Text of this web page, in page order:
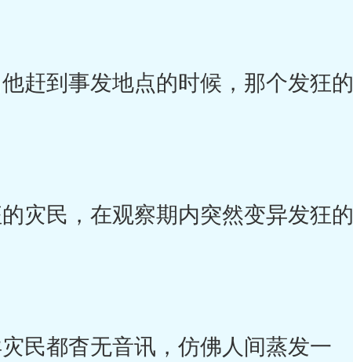
赶到事发地点的时候，那个发狂的
灾民，在观察期内突然变异发狂的
民都杳无音讯，仿佛人间蒸发一